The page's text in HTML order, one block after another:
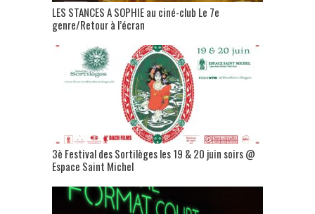
LES STANCES A SOPHIE au ciné-club Le 7e
genre/Retour à l’écran
3è Festival des Sortilèges les 19 & 20 juin soirs @
Espace Saint Michel